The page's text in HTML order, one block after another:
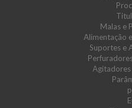
Malas e
Alimentação
Suportes e
Agitadores